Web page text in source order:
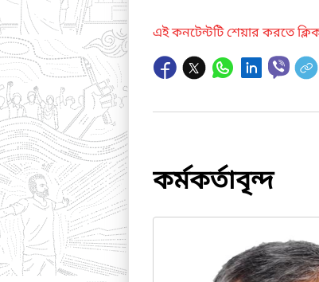
এই কনটেন্টটি শেয়ার করতে
কর্মকর্তাবৃন্দ